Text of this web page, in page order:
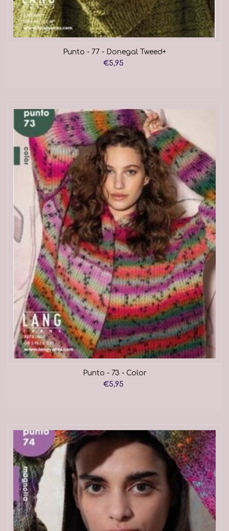
Punto - 77 - Donegal Tweed+
€5,95
Punto - 73 - Color
€5,95